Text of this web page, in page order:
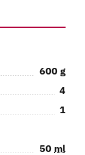
600 g
4
1
50 ml